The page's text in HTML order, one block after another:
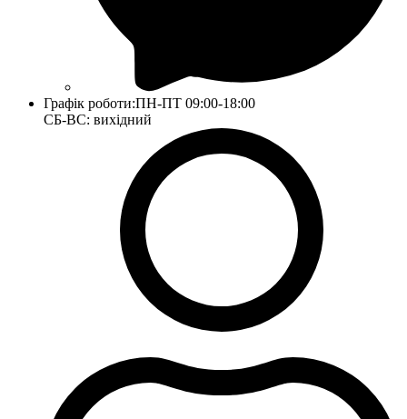
Графік роботи:ПН-ПТ 09:00-18:00
СБ-ВС: вихідний